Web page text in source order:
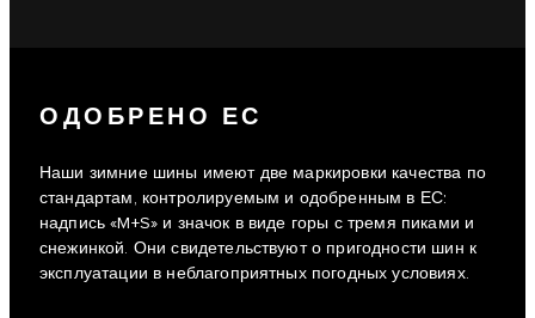
ОДОБРЕНО ЕС
Наши зимние шины имеют две маркировки качества по
стандартам, контролируемым и одобренным в ЕС:
надпись «M+S» и значок в виде горы с тремя пиками и
снежинкой. Они свидетельствуют о пригодности шин к
эксплуатации в неблагоприятных погодных условиях.